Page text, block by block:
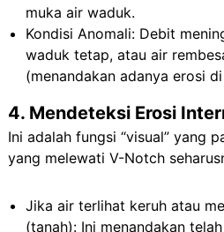
muka air waduk.
Kondisi Anomali: Debit
waduk tetap, atau air
(menandakan adanya erosi
4. Mendeteksi Erosi
Ini adalah fungsi “visual” yang
yang melewati V-Notch
Jika air terlihat keruh atau
(tanah): Ini menandakan